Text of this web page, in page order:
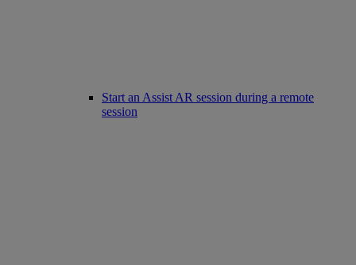
Start an Assist AR session during a remote
session